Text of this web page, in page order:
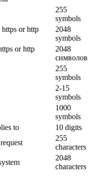
255
symbols
or http
2048
symbols
or http
2048
символов
255
symbols
2-15
symbols
1000
symbols
to
10 digits
255
characters
2048
characters